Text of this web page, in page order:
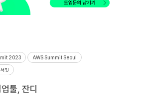
2023 AWS Summit Seoul
밋
툴, 잔디